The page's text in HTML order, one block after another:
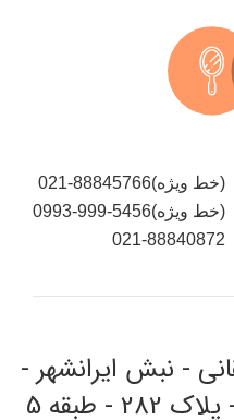
021-88845766(خط ویژه)
0993-999-5456(خط ویژه)
021-88840872
- نبش ایرانشهر -
جنب بانک تجارت - پلاک 282 - طبقه 5